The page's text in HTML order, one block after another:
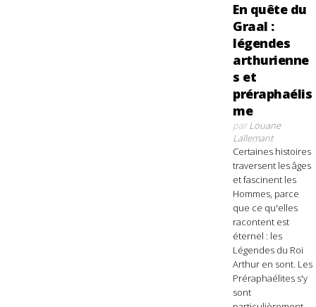
En quête du
Graal :
légendes
arthurienne
s et
préraphaélis
me
parLouane
Lallemant
Certaines histoires
traversent les âges
et fascinent les
Hommes, parce
que ce qu'elles
racontent est
éternel : les
Légendes du Roi
Arthur en sont. Les
Préraphaélites s'y
sont